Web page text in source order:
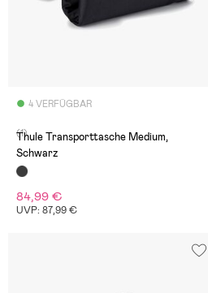
4 VERFÜGBAR
(1)
Thule Transporttasche Medium,
Schwarz
84,99 €
UVP: 87,99 €